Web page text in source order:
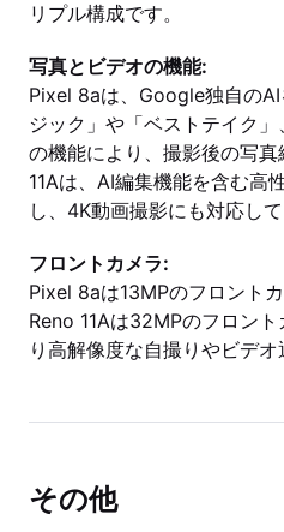
リプル構成です。
写真とビデオの機能:
Pixel 8aは、Google独自の
ジック」や「ベストテイク
の機能により、撮影後の写
11Aは、AI編集機能を含む高
し、4K動画撮影にも対応して
フロントカメラ:
Pixel 8aは13MPのフロント
Reno 11Aは32MPのフロン
り高解像度な自撮りやビデオ
その他